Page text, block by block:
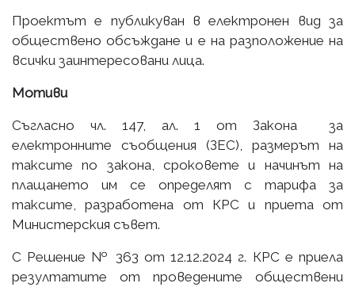
Проектът е публикуван в електронен вид за
обществено обсъждане и е на разположение на
всички заинтересовани лица.
Мотиви
Съгласно чл. 147, ал. 1 от Закона за
електронните съобщения (ЗЕС), размерът на
таксите по закона, сроковете и начинът на
плащането им се определят с тарифа за
таксите, разработена от КРС и приета от
Министерския съвет.
С Решение № 363 от 12.12.2024 г. КРС е приела
резултатите от проведените обществени